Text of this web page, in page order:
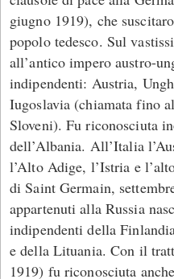
giugno 1919), che
popolo tedesco. Sul
all’antico impero austro-
indipendenti: Austria,
Iugoslavia (chiamata fino
Sloveni). Fu riconosciuta
dell’Albania. All’Italia
l’Alto Adige, l’Istria e
di Saint Germain,
appartenuti alla Russia
indipendenti della
e della Lituania. Con il
1919) fu riconosciuta